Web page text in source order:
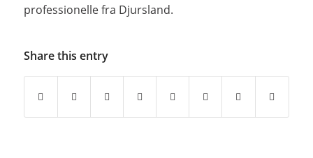
professionelle fra Djursland.
Share this entry